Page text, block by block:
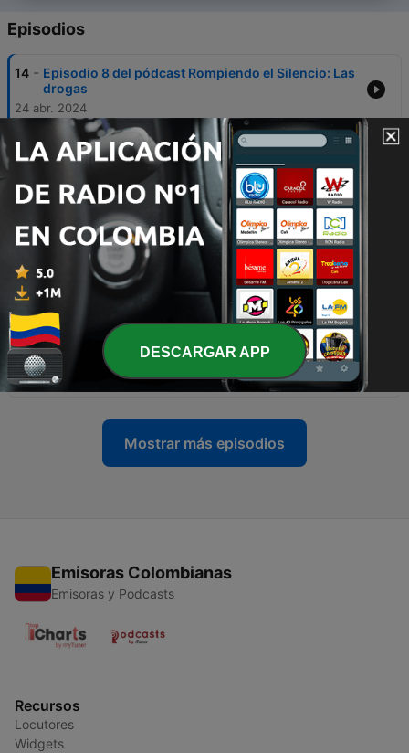
Episodios
14 - Episodio 8 del pódcast Rompiendo el Silencio: Las
drogas
24 abr. 2024
13 - Podcast Rompiendo el Silencio, episodio 7:
Conmemoración del Día de la Mujer
Entendiendo el Corazón y la Mente: Apegos y
Emociones
12 dic. 2023
11 La salud mental - Rompiendo el Silencio Ep. 5
08 nov. 2023
10 - Identifica las diferentes modalidades de acoso -
Rompiendo el Silencio Ep. 4
01 sep. 2023
Mostrar más episodios
Emisoras Colombianas
Emisoras y Podcasts
Recursos
Locutores
Widgets
DESCARGAR APP